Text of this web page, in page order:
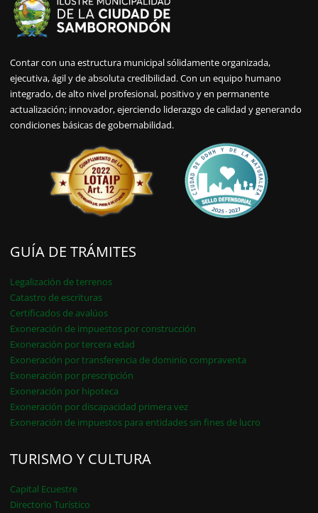
Contar con una estructura municipal sólidamente organizada,
ejecutiva, ágil y de absoluta credibilidad. Con un equipo humano
integrado, de alto nivel profesional, positivo y en permanente
actualización; innovador, ejerciendo liderazgo de calidad y generando
condiciones básicas de gobernabilidad.
GUÍA DE TRÁMITES
Legalización de terrenos
Catastro de escrituras
Certificados de avalúos
Exoneración de impuestos por construcción
Exoneración por tercera edad
Exoneración por transferencia de dominio compraventa
Exoneración por prescripción
Exoneración por hipoteca
Exoneración por discapacidad primera vez
Exoneración de impuestos para entidades sin fines de lucro
TURISMO Y CULTURA
Capital Ecuestre
Directorio Turístico